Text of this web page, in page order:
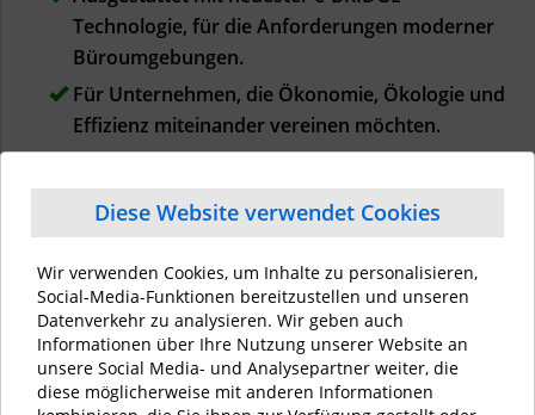
Technologie, für die Anforderungen moderner
Büroumgebungen.
Für Unternehmen, die Ökonomie, Ökologie und
Effizienz miteinander vereinen möchten.
Drivers & Updates
Treibersuche
Diese Website verwendet Cookies
Wir verwenden Cookies, um Inhalte zu personalisieren,
Social-Media-Funktionen bereitzustellen und unseren
Datenverkehr zu analysieren. Wir geben auch
Informationen über Ihre Nutzung unserer Website an
unsere Social Media- und Analysepartner weiter, die
diese möglicherweise mit anderen Informationen